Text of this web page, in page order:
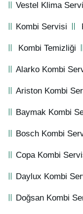
Vestel Klima
Kombi Servisi
Kombi Temizliği
Alarko Kombi
Ariston Kombi
Baymak Kombi
Bosch Kombi
Copa Kombi
Daylux Kombi
Doğsan Kombi